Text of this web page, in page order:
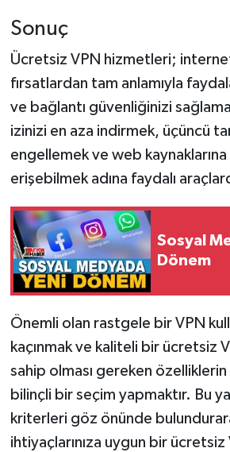
Sonuç
Ücretsiz VPN hizmetleri;
fırsatlardan tam anlamıyla
ve bağlantı güvenliğinizi
izinizi en aza indirmek, üçüncü
engellemek ve web
erişebilmek adına faydalı
Sosyal
Dönem
Önemli olan rastgele bir VPN
kaçınmak ve kaliteli bir ücretsiz
sahip olması gereken özelliklerin
bilinçli bir seçim yapmaktır. Bu
kriterleri göz önünde
ihtiyaçlarınıza uygun bir